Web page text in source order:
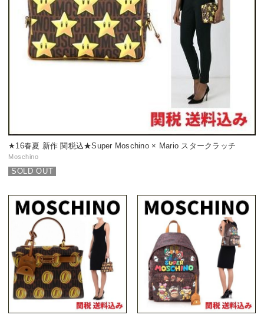
★16春夏 新作 関税込★Super Moschino × Mario スタークラッチ
Moschino
SOLD OUT